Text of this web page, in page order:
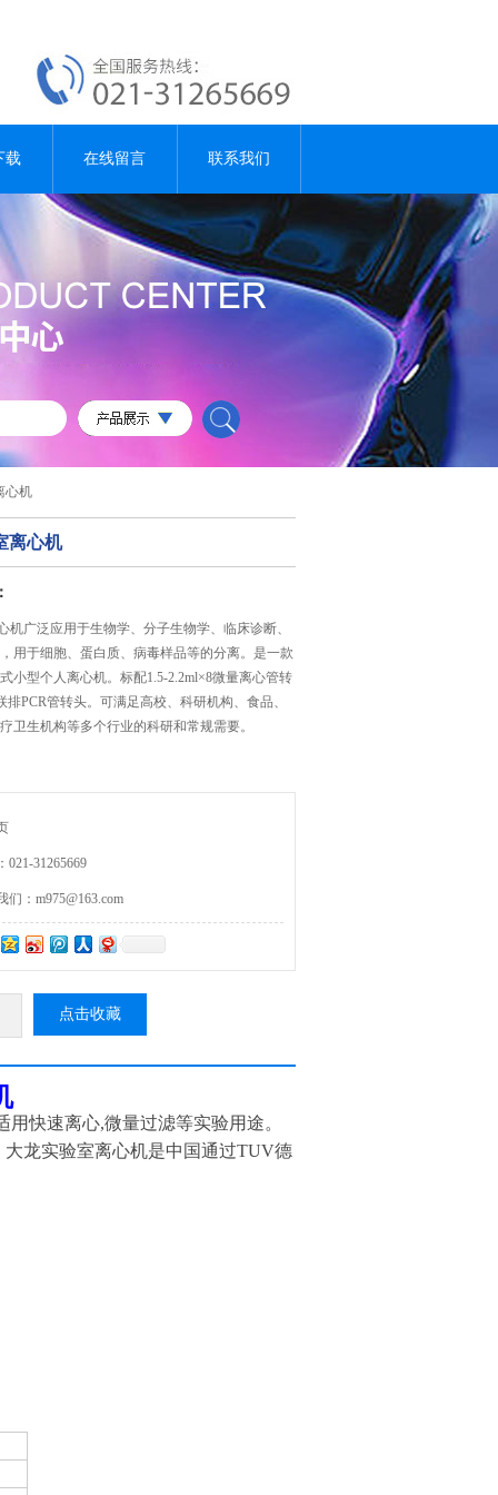
载 在线留言 联系我们
心机
离心机
机广泛应用于生物学、分子生物学、临床诊断、
用于细胞、蛋白质、病毒样品等的分离。是一款
小型个人离心机。标配1.5-2.2ml×8微量离心管转
排PCR管转头。可满足高校、科研机构、食品、
卫生机构等多个行业的科研和常规需要。
021-31265669
们：m975@163.com
点击收藏
快速离心,微量过滤等实验用途。
龙实验室离心机是中国通过TUV德